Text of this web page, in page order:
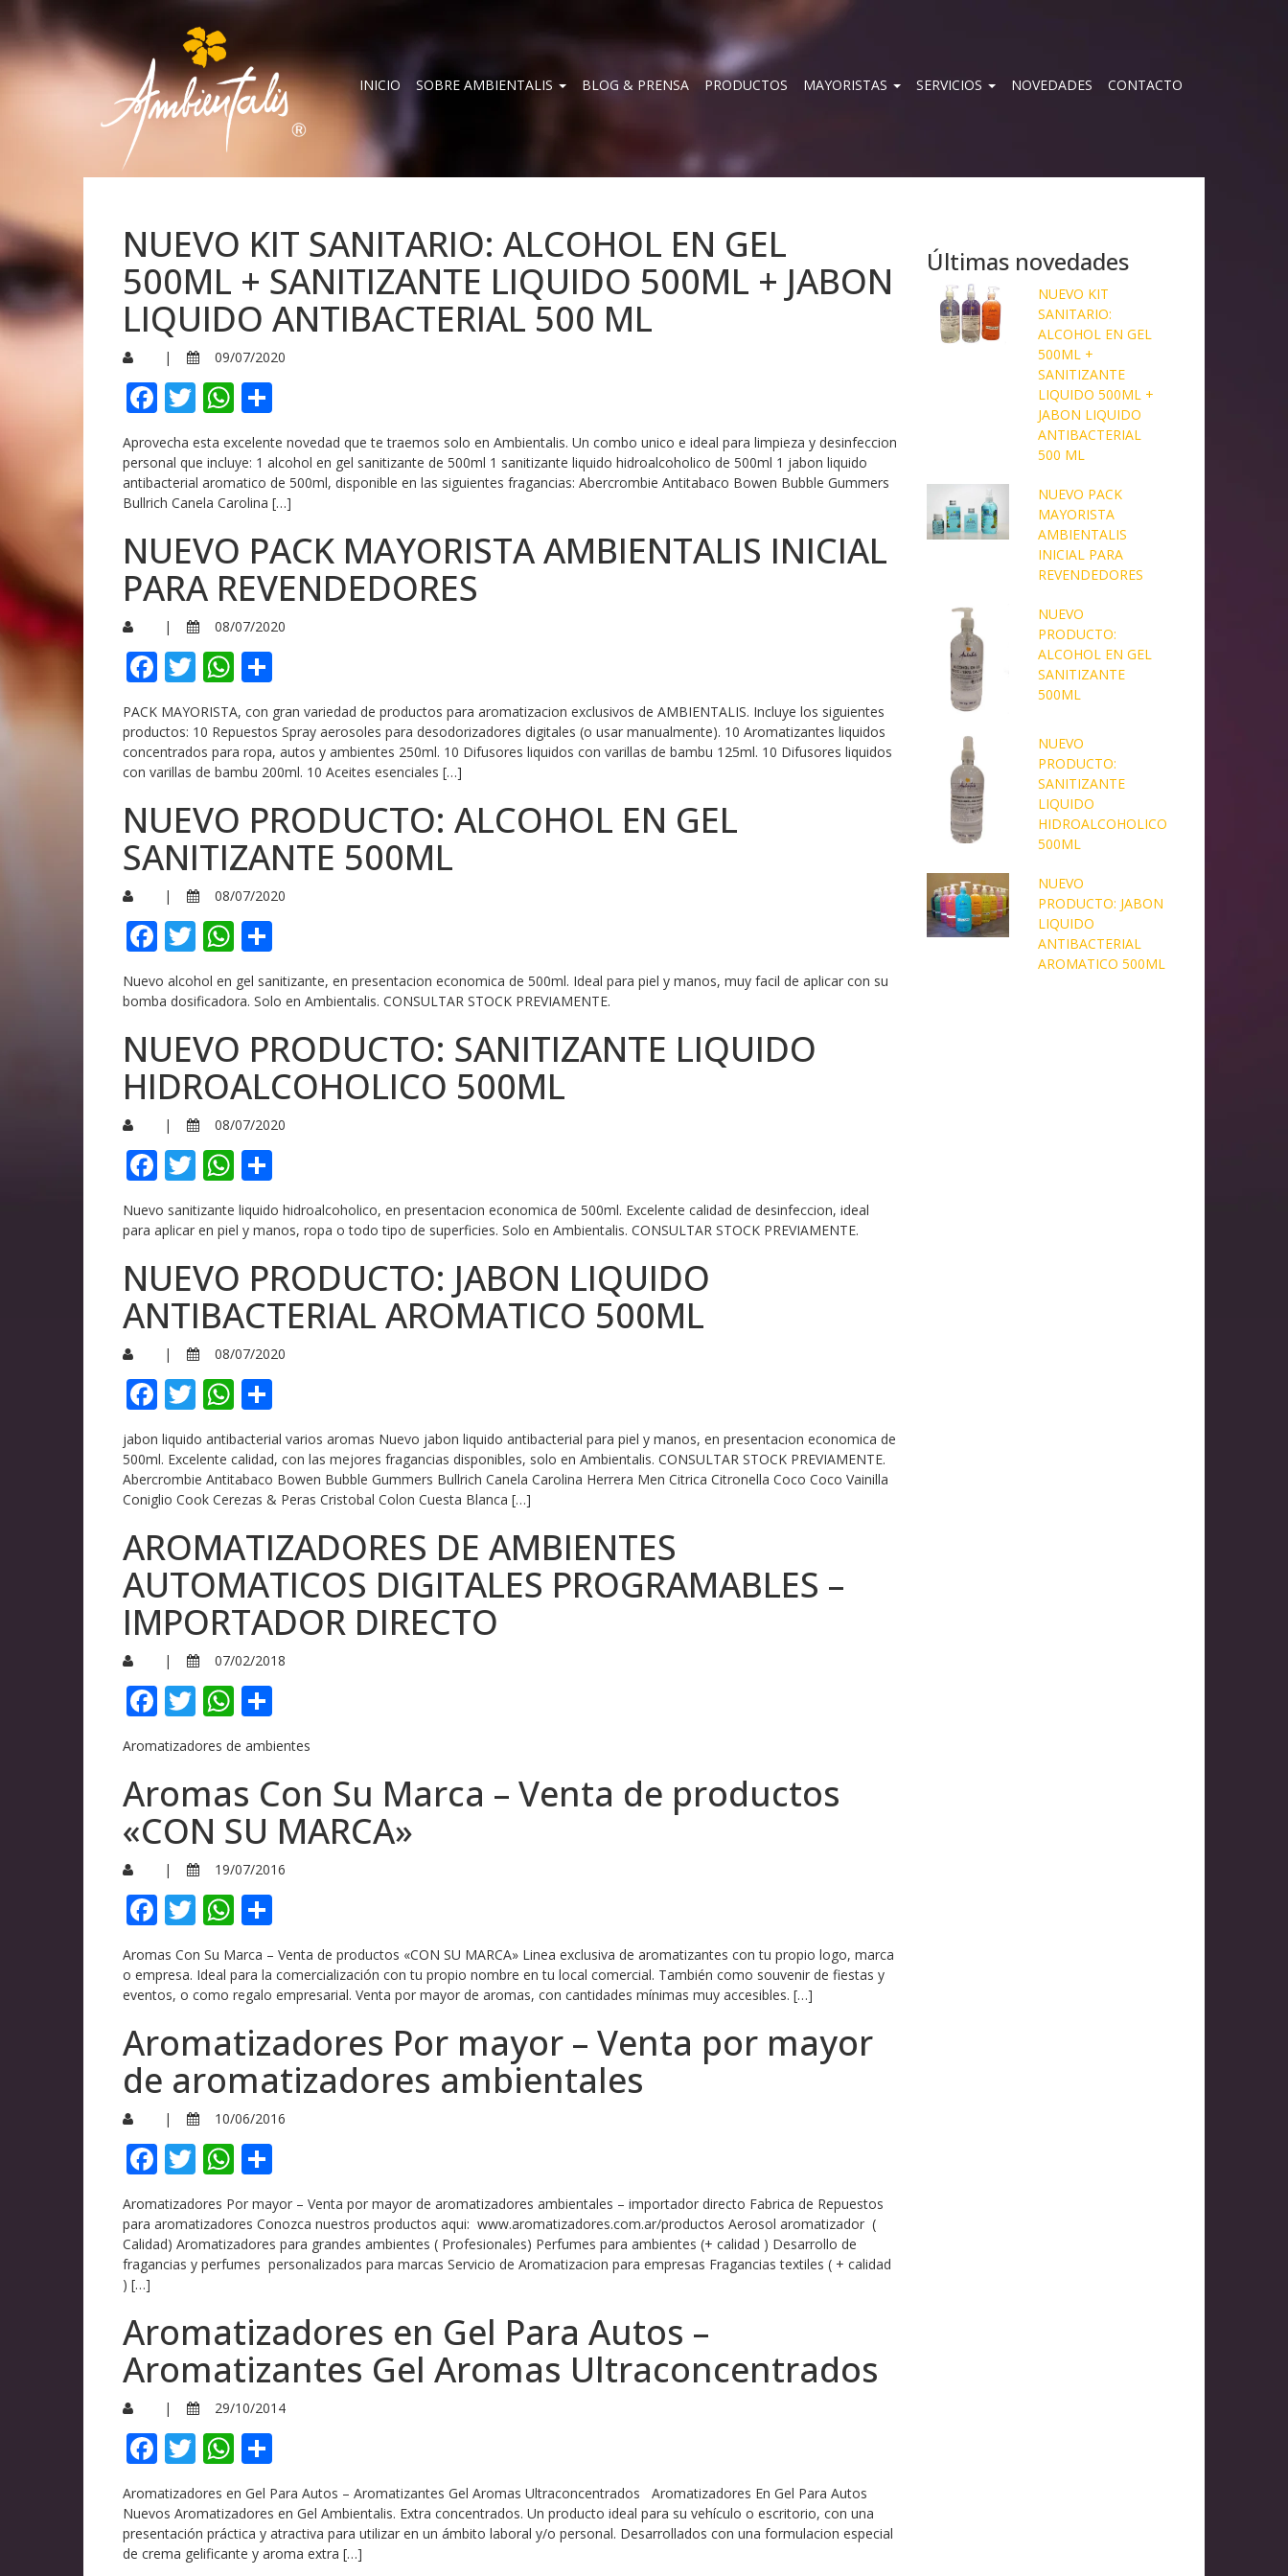
INICIO SOBRE AMBIENTALIS BLOG & PRENSA PRODUCTOS MAYORISTAS SERVICIOS NOVEDADES CONTACTO
NUEVO KIT SANITARIO: ALCOHOL EN GEL
500ML + SANITIZANTE LIQUIDO 500ML + JABON
LIQUIDO ANTIBACTERIAL 500 ML
| 09/07/2020
Facebook
TwitterWhatsApp
Aprovecha esta excelente novedad que te traemos solo en Ambientalis. Un combo unico e ideal para limpieza y desinfeccion
personal que incluye: 1 alcohol en gel sanitizante de 500ml 1 sanitizante liquido hidroalcoholico de 500ml 1 jabon liquido
antibacterial aromatico de 500ml, disponible en las siguientes fragancias: Abercrombie Antitabaco Bowen Bubble Gummers
Bullrich Canela Carolina […]
NUEVO PACK MAYORISTA AMBIENTALIS INICIAL
PARA REVENDEDORES
| 08/07/2020
Facebook
TwitterWhatsApp
PACK MAYORISTA, con gran variedad de productos para aromatizacion exclusivos de AMBIENTALIS. Incluye los siguientes
productos: 10 Repuestos Spray aerosoles para desodorizadores digitales (o usar manualmente). 10 Aromatizantes liquidos
concentrados para ropa, autos y ambientes 250ml. 10 Difusores liquidos con varillas de bambu 125ml. 10 Difusores liquidos
con varillas de bambu 200ml. 10 Aceites esenciales […]
NUEVO PRODUCTO: ALCOHOL EN GEL
SANITIZANTE 500ML
| 08/07/2020
Facebook
TwitterWhatsApp
Nuevo alcohol en gel sanitizante, en presentacion economica de 500ml. Ideal para piel y manos, muy facil de aplicar con su
bomba dosificadora. Solo en Ambientalis. CONSULTAR STOCK PREVIAMENTE.
NUEVO PRODUCTO: SANITIZANTE LIQUIDO
HIDROALCOHOLICO 500ML
| 08/07/2020
Facebook
TwitterWhatsApp
Nuevo sanitizante liquido hidroalcoholico, en presentacion economica de 500ml. Excelente calidad de desinfeccion, ideal
para aplicar en piel y manos, ropa o todo tipo de superficies. Solo en Ambientalis. CONSULTAR STOCK PREVIAMENTE.
NUEVO PRODUCTO: JABON LIQUIDO
ANTIBACTERIAL AROMATICO 500ML
| 08/07/2020
Facebook
TwitterWhatsApp
jabon liquido antibacterial varios aromas Nuevo jabon liquido antibacterial para piel y manos, en presentacion economica de
500ml. Excelente calidad, con las mejores fragancias disponibles, solo en Ambientalis. CONSULTAR STOCK PREVIAMENTE.
Abercrombie Antitabaco Bowen Bubble Gummers Bullrich Canela Carolina Herrera Men Citrica Citronella Coco Coco Vainilla
Coniglio Cook Cerezas & Peras Cristobal Colon Cuesta Blanca […]
AROMATIZADORES DE AMBIENTES
AUTOMATICOS DIGITALES PROGRAMABLES –
IMPORTADOR DIRECTO
| 07/02/2018
Facebook
TwitterWhatsApp
Aromatizadores de ambientes
Aromas Con Su Marca – Venta de productos
«CON SU MARCA»
| 19/07/2016
Facebook
TwitterWhatsApp
Aromas Con Su Marca – Venta de productos «CON SU MARCA» Linea exclusiva de aromatizantes con tu propio logo, marca
o empresa. Ideal para la comercialización con tu propio nombre en tu local comercial. También como souvenir de fiestas y
eventos, o como regalo empresarial. Venta por mayor de aromas, con cantidades mínimas muy accesibles. […]
Aromatizadores Por mayor – Venta por mayor
de aromatizadores ambientales
| 10/06/2016
Facebook
TwitterWhatsApp
Aromatizadores Por mayor – Venta por mayor de aromatizadores ambientales – importador directo Fabrica de Repuestos
para aromatizadores Conozca nuestros productos aqui: www.aromatizadores.com.ar/productos Aerosol aromatizador (
Calidad) Aromatizadores para grandes ambientes ( Profesionales) Perfumes para ambientes (+ calidad ) Desarrollo de
fragancias y perfumes personalizados para marcas Servicio de Aromatizacion para empresas Fragancias textiles ( + calidad
) […]
Aromatizadores en Gel Para Autos –
Aromatizantes Gel Aromas Ultraconcentrados
| 29/10/2014
Facebook
TwitterWhatsApp
Aromatizadores en Gel Para Autos – Aromatizantes Gel Aromas Ultraconcentrados Aromatizadores En Gel Para Autos
Nuevos Aromatizadores en Gel Ambientalis. Extra concentrados. Un producto ideal para su vehículo o escritorio, con una
presentación práctica y atractiva para utilizar en un ámbito laboral y/o personal. Desarrollados con una formulacion especial
de crema gelificante y aroma extra […]
Últimas novedades
NUEVO KIT
SANITARIO:
ALCOHOL EN GEL
500ML +
SANITIZANTE
LIQUIDO 500ML +
JABON LIQUIDO
ANTIBACTERIAL
500 ML
NUEVO PACK
MAYORISTA
AMBIENTALIS
INICIAL PARA
REVENDEDORES
NUEVO
PRODUCTO:
ALCOHOL EN GEL
SANITIZANTE
500ML
NUEVO
PRODUCTO:
SANITIZANTE
LIQUIDO
HIDROALCOHOLICO
500ML
NUEVO
PRODUCTO: JABON
LIQUIDO
ANTIBACTERIAL
AROMATICO 500ML